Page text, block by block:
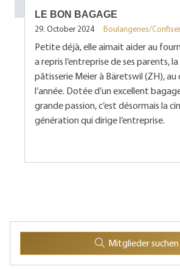
LE BON BAGAGE
29. October 2024 Boulangeries/
Petite déjà, elle aimait aider au
a repris l’entreprise de ses parents,
pâtisserie Meier à Bäretswil (ZH),
l’année. Dotée d’un excellent
grande passion, c’est désormais la
génération qui dirige l’entreprise.
Mitglieder suchen